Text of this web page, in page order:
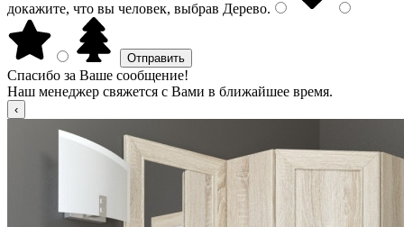
докажите, что вы человек, выбрав Дерево.
Спасибо за Ваше сообщение!
Наш менеджер свяжется с Вами в ближайшее время.